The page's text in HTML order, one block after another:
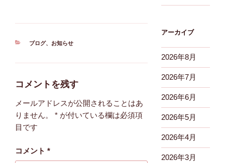
カ
ブログ、 お知らせ
コメントを残す
メールアドレスが公開されることはあ
りません。
* が付いている欄は必須項
目です
コメント *
アーカイブ
2026年8月
2026年7月
2026年6月
2026年5月
2026年4月
2026年3月